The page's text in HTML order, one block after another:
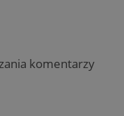
komentarzy